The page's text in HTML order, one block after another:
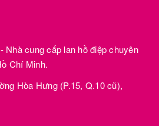
Nhà cung cấp lan hồ điệp chuyên
Chí Minh.
Hòa Hưng (P.15, Q.10 cũ),